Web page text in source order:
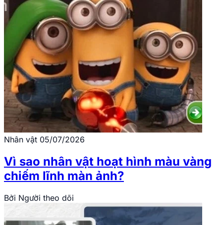
Nhân vật 05/07/2026
Vì sao nhân vật hoạt hình màu vàng
chiếm lĩnh màn ảnh?
Bởi Người theo dõi